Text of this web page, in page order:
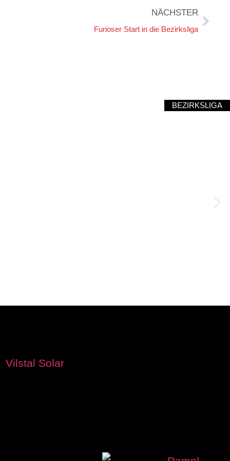
NÄCHSTER
Furioser Start in die Bezirksliga
BEZIRKSLIGA